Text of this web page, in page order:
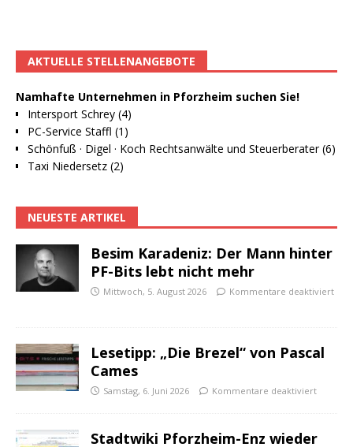
AKTUELLE STELLENANGEBOTE
Namhafte Unternehmen in Pforzheim suchen Sie!
Intersport Schrey (4)
PC-Service Staffl (1)
Schönfuß · Digel · Koch Rechtsanwälte und Steuerberater (6)
Taxi Niedersetz (2)
NEUESTE ARTIKEL
Besim Karadeniz: Der Mann hinter
PF-Bits lebt nicht mehr
Mittwoch, 5. August 2026 Kommentare deaktiviert
Lesetipp: „Die Brezel“ von Pascal
Cames
Samstag, 6. Juni 2026 Kommentare deaktiviert
Stadtwiki Pforzheim-Enz wieder